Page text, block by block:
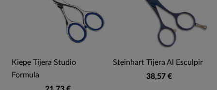
Kiepe Tijera Studio
Formula
Steinhart Tijera Al Esculpir
38,57 €